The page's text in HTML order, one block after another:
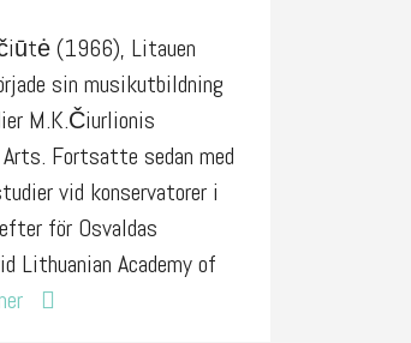
(1966), Litauen
sin musikutbildning
M.K.Čiurlionis
Fortsatte sedan med
vid konservatorer i
för Osvaldas
Lithuanian Academy of